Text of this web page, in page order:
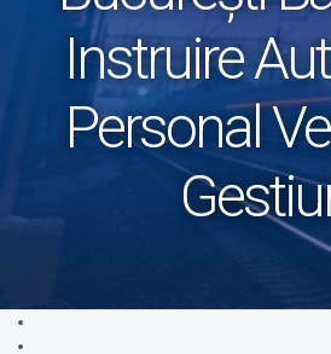
Instruire
Personal